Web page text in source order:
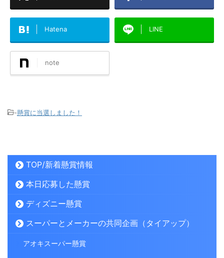
Hatena LINE
note
-懸賞に当選しました！
TOP/新着懸賞情報
本日応募した懸賞
ディズニー懸賞
スーパーとメーカーの共同企画（タイアップ）
アオキスーパー懸賞